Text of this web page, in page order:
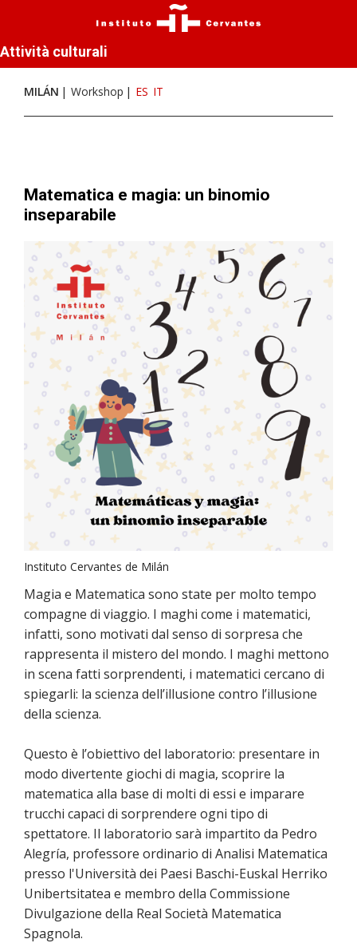
Attività culturali
MILÁN Workshop ES IT
Matematica e magia: un binomio
inseparabile
Instituto Cervantes de Milán
Magia e Matematica sono state per molto tempo
compagne di viaggio. I maghi come i matematici,
infatti, sono motivati dal senso di sorpresa che
rappresenta il mistero del mondo. I maghi mettono
in scena fatti sorprendenti, i matematici cercano di
spiegarli: la scienza dell’illusione contro l’illusione
della scienza.
Questo è l’obiettivo del laboratorio: presentare in
modo divertente giochi di magia, scoprire la
matematica alla base di molti di essi e imparare
trucchi capaci di sorprendere ogni tipo di
spettatore. Il laboratorio sarà impartito da Pedro
Alegría, professore ordinario di Analisi Matematica
presso l'Università dei Paesi Baschi-Euskal Herriko
Unibertsitatea e membro della Commissione
Divulgazione della Real Società Matematica
Spagnola.